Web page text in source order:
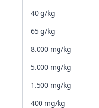
40 g/kg
65 g/kg
8.000 mg/kg
5.000 mg/kg
1.500 mg/kg
400 mg/kg